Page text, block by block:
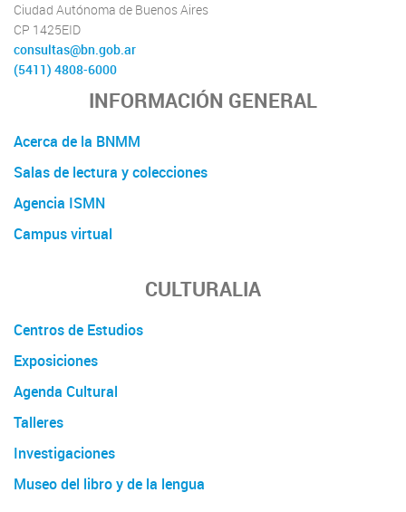
Ciudad Autónoma de Buenos Aires
CP 1425EID
consultas@bn.gob.ar
(5411) 4808-6000
INFORMACIÓN GENERAL
Acerca de la BNMM
Salas de lectura y colecciones
Agencia ISMN
Campus virtual
CULTURALIA
Centros de Estudios
Exposiciones
Agenda Cultural
Talleres
Investigaciones
Museo del libro y de la lengua